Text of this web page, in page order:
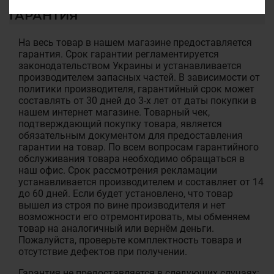
ГАРАНТИЯ
На весь товар в нашем магазине предоставляется
гарантия. Срок гарантии регламентируется
законодательством Украины и устанавливается
производителем запасных частей. В зависимости от
политики производителя, гарантийный срок может
составлять от 30 дней до 3-х лет от даты покупки в
нашем интернет магазине. Товарный чек,
подтверждающий покупку товара, является
обязательным документом для предоставления
гарантии на товар. По всем вопросам гарантийного
обслуживания товара необходимо обращаться в
наш офис. Срок рассмотрения рекламации
устанавливается производителем и составляет от 14
до 60 дней. Если будет установлено, что товар
вышел из строя по вине производителя и нет
возможности его отремонтировать, мы обменяем
товар на аналогичный или вернём деньги.
Пожалуйста, проверьте комплектность товара и
отсутствие дефектов при получении.